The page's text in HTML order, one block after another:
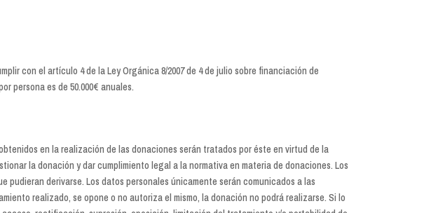
con el artículo 4 de la Ley Orgánica 8/2007 de 4 de julio sobre financiación de
persona es de 50.000€ anuales.
en la realización de las donaciones serán tratados por éste en virtud de la
la donación y dar cumplimiento legal a la normativa en materia de donaciones. Los
derivarse. Los datos personales únicamente serán comunicados a las
realizado, se opone o no autoriza el mismo, la donación no podrá realizarse. Si lo